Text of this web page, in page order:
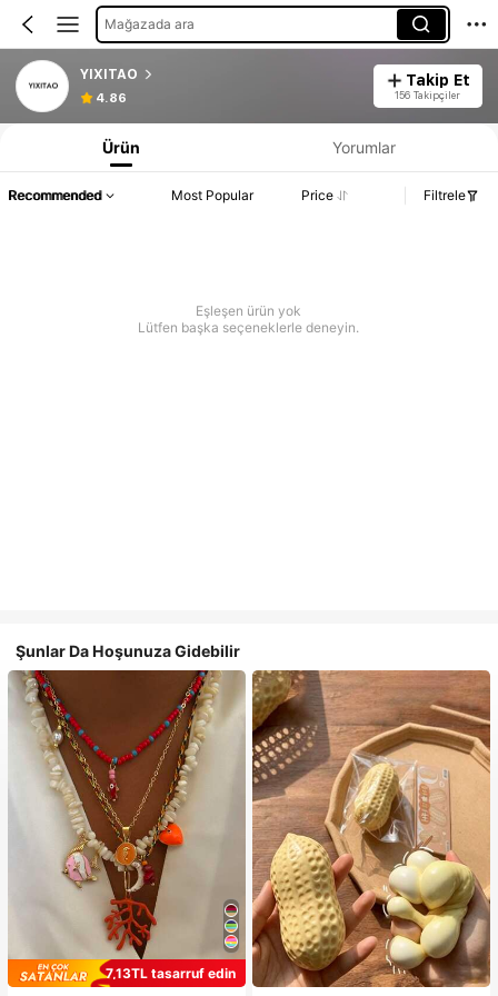
Mağazada ara
YIXITAO
4.86
Takip Et
156 Takipçiler
Ürün Yorumlar
Recommended Most Popular Price Filtrele
Eşleşen ürün yok
Lütfen başka seçeneklerle deneyin.
Şunlar Da Hoşunuza Gidebilir
7,13TL tasarruf edin